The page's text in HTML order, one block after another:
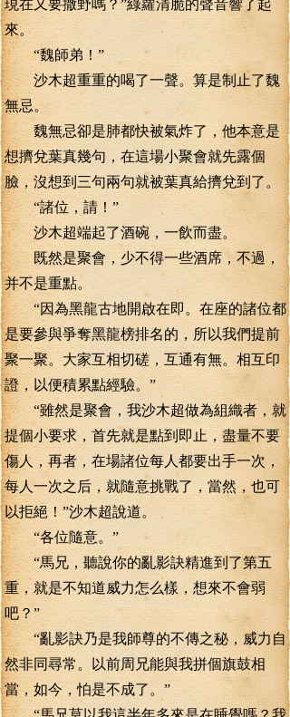
現在又要撒野嗎？”綠蘿清脆的聲音響了起
來。
“魏師弟！”
沙木超重重的喝了一聲。算是制止了魏
無忌。
魏無忌卻是肺都快被氣炸了，他本意是
想擠兌葉真幾句，在這場小聚會就先露個
臉，沒想到三句兩句就被葉真給擠兌到了。
“諸位，請！”
沙木超端起了酒碗，一飲而盡。
既然是聚會，少不得一些酒席，不過，
并不是重點。
“因為黑龍古地開啟在即。在座的諸位都
是要參與爭奪黑龍榜排名的，所以我們提前
聚一聚。大家互相切磋，互通有無。相互印
證，以便積累點經驗。”
“雖然是聚會，我沙木超做為組織者，就
提個小要求，首先就是點到即止，盡量不要
傷人，再者，在場諸位每人都要出手一次，
每人一次之后，就隨意挑戰了，當然，也可
以拒絕！”沙木超說道。
“各位隨意。”
“馬兄，聽說你的亂影訣精進到了第五
重，就是不知道威力怎么樣，想來不會弱
吧？”
“亂影訣乃是我師尊的不傳之秘，威力自
然非同尋常。以前周兄能與我拼個旗鼓相
當，如今，怕是不成了。”